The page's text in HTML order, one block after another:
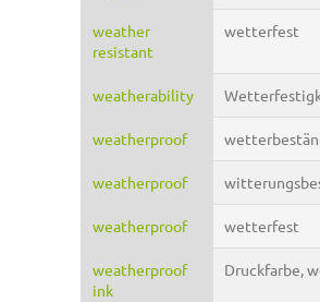
weather
resistant
wetterfest
weatherability
weatherproof
weatherproof
weatherproof wetterfest
weatherproof
ink
Druckfarbe,